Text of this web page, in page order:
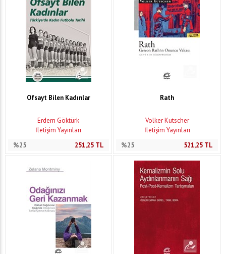
Ofsayt Bilen Kadınlar
Erdem Göktürk
İletişim Yayınları
%25
251,25TL
Rath
Volker Kutscher
İletişim Yayınları
%25
521,25 TL